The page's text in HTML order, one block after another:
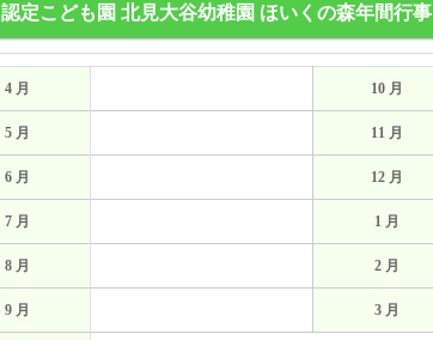
認定こども園 北見大谷幼稚園 ほいくの森年間行事
4 月 10 月
5 月 11 月
6 月 12 月
7 月 1 月
8 月 2 月
9 月 3 月